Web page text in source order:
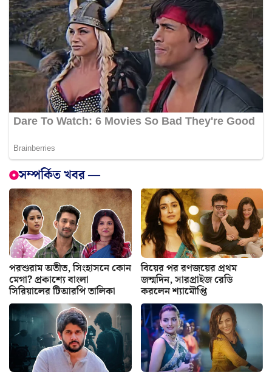
সম্পর্কিত খবর —
পরশুরাম অতীত, সিংহাসনে কোন
মেগা? প্রকাশ্যে বাংলা
সিরিয়ালের টিআরপি তালিকা
বিয়ের পর রণজয়ের প্রথম
জন্মদিন, সারপ্রাইজ রেডি
করলেন শ্যামৌপ্তি